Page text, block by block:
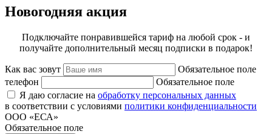
Новогодняя акция
Подключайте понравившейся тариф на любой срок - и
получайте дополнительный месяц подписки в подарок!
Как вас зовут
Обязательное поле
телефон
Обязательное поле
Я даю согласие на обработку персональных данных
в соответствии с условиями политики конфиденциальности
ООО «ЕСА»
Обязательное поле